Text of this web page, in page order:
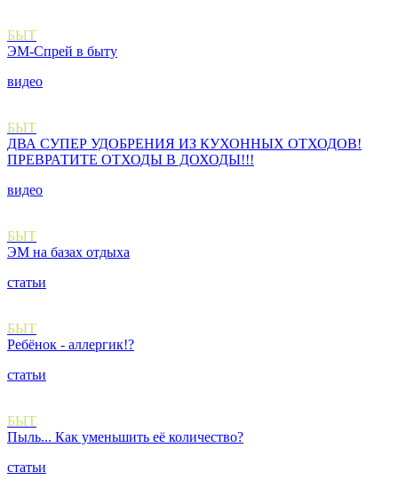
БЫТ
ЭМ-Спрей в быту
видео
БЫТ
ДВА СУПЕР УДОБРЕНИЯ ИЗ КУХОННЫХ ОТХОДОВ!
ПРЕВРАТИТЕ ОТХОДЫ В ДОХОДЫ!!!
видео
БЫТ
ЭМ на базах отдыха
статьи
БЫТ
Ребёнок - аллергик!?
статьи
БЫТ
Пыль... Как уменьшить её количество?
статьи